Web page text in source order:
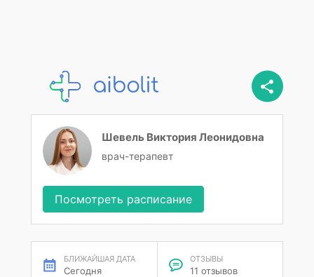
Шевель Виктория Леонидовна
врач-терапевт
Посмотреть расписание
БЛИЖАЙШАЯ ДАТА
Сегодня
ОТЗЫВЫ
11 отзывов